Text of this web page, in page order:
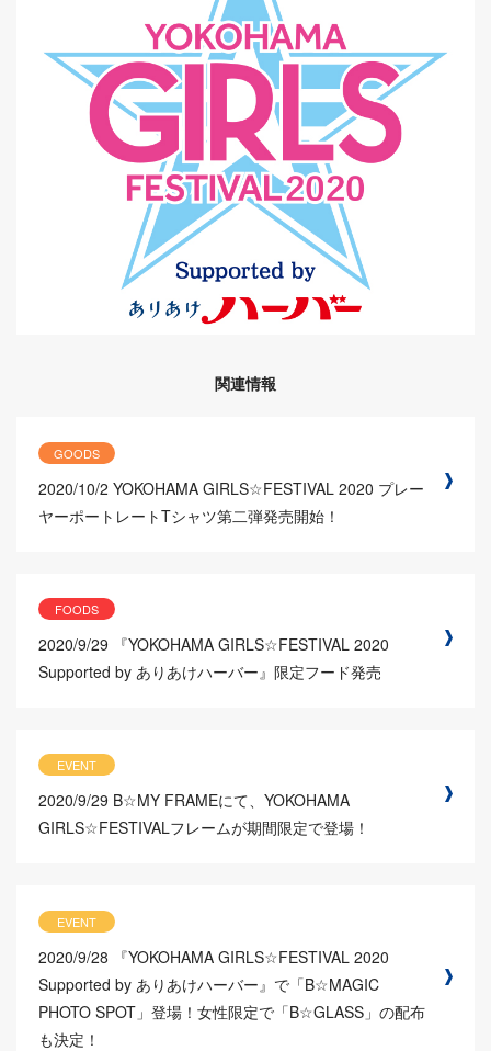
関連情報
GOODS
2020/10/2 YOKOHAMA GIRLS☆FESTIVAL 2020 プレー
ヤーポートレートTシャツ第二弾発売開始！
FOODS
2020/9/29
『YOKOHAMA GIRLS☆FESTIVAL 2020
Supported by ありあけハーバー』限定フード発売
EVENT
2020/9/29 B☆MY FRAMEにて、YOKOHAMA
GIRLS☆FESTIVALフレームが期間限定で登場！
EVENT
2020/9/28
『YOKOHAMA GIRLS☆FESTIVAL 2020
Supported by ありあけハーバー』で「B☆MAGIC
PHOTO SPOT」登場！女性限定で「B☆GLASS」の配布
も決定！